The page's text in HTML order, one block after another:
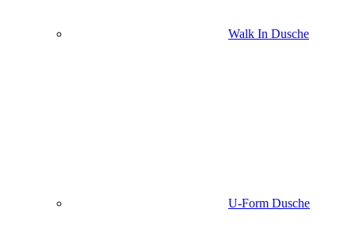
Walk In Dusche
U-Form Dusche